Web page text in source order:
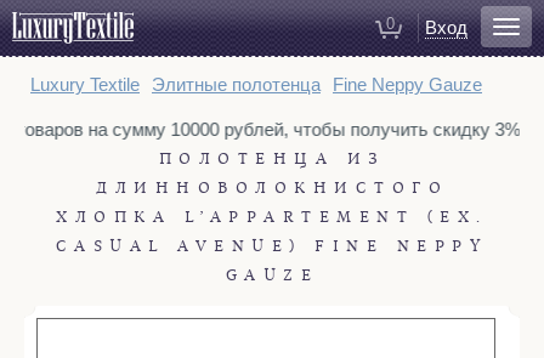
0 Вход
Для ванной
Коврики для ванной
Тапочки
Рукавицы для душа
Косметички
Luxury Textile Элитные полотенца Fine Neppy Gauze
товаров на сумму 10000 рублей, чтобы получить скидку 3%.
ПОЛОТЕНЦА ИЗ
ДЛИННОВОЛОКНИСТОГО
ХЛОПКА L’APPARTEMENT (EX.
CASUAL AVENUE) FINE NEPPY
GAUZE